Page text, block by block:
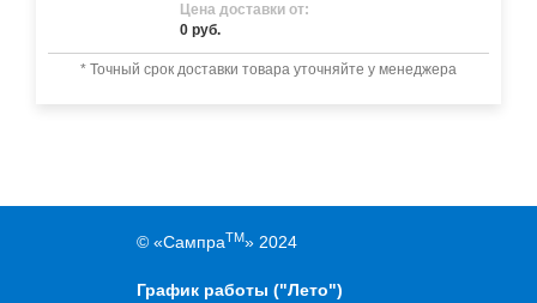
Цена доставки от:
0 руб.
* Точный срок доставки товара уточняйте у менеджера
© «СампраTM» 2024
График работы ("Лето")